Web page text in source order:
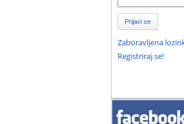
Prijavi se
Zaboravljena
Registriraj se!